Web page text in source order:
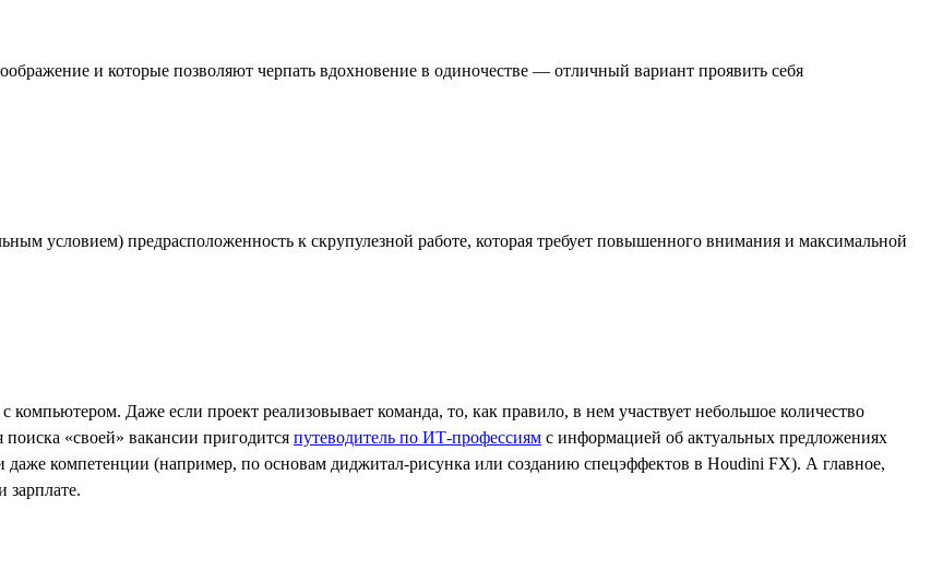
и которые позволяют черпать вдохновение в одиночестве — отличный вариант проявить себя
условием) предрасположенность к скрупулезной работе, которая требует повышенного внимания и максимальной
Даже если проект реализовывает команда, то, как правило, в нем участвует небольшое количество
«своей» вакансии пригодится путеводитель по ИТ-профессиям с информацией об актуальных предложениях
компетенции (например, по основам диджитал-рисунка или созданию спецэффектов в Houdini FX). А главное,
зарплате.